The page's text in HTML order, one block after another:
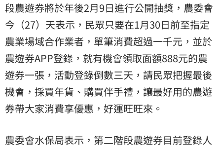
段農遊券將於年後2月9日進行公開抽獎，農委會
今（27）天表示，民眾只要在1月30日前至指定
農業場域合作業者，單筆消費超過一千元，並於
農遊券APP登錄，就有機會領取面額888元的農
遊券一張，活動登錄倒數三天，請民眾把握最後
機會，採買年貨、購買伴手禮，讓最好用的農遊
券帶大家消費享優惠，好運旺旺來。
農委會水保局表示，第二階段農遊券目前登錄人